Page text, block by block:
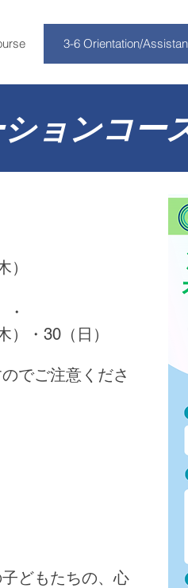
3-6 Orientation/
ョンコー
・
）・30（日）
でご注意くださ
どもたちの、心